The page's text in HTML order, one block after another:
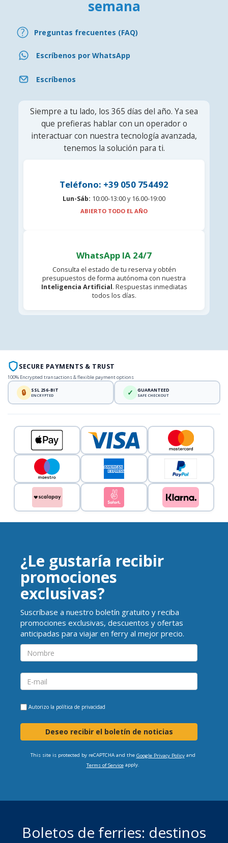
semana
Preguntas frecuentes (FAQ)
Escríbenos por WhatsApp
Escríbenos
Siempre a tu lado, los 365 días del año. Ya sea
que prefieras hablar con un operador o
interactuar con nuestra tecnología avanzada,
tenemos la solución para ti.
Teléfono: +39 050 754492
Lun-Sáb: 10:00-13:00 y 16.00-19:00
ABIERTO TODO EL AÑO
WhatsApp IA 24/7
Consulta el estado de tu reserva y obtén
presupuestos de forma autónoma con nuestra
Inteligencia Artificial. Respuestas inmediatas
todos los días.
SECURE PAYMENTS & TRUST
100% Encrypted transactions & flexible payment options
🔒 SSL 256-BIT
ENCRYPTED ✓ GUARANTEED
SAFE CHECKOUT
¿Le gustaría recibir
promociones
exclusivas?
Suscríbase a nuestro boletín gratuito y reciba
promociones exclusivas, descuentos y ofertas
anticipadas para viajar en ferry al mejor precio.
Autorizo la política de privacidad
Deseo recibir el boletín de noticias
This site is protected by reCAPTCHA and the Google Privacy Policyand
Terms of Serviceapply.
Boletos de ferries: destinos